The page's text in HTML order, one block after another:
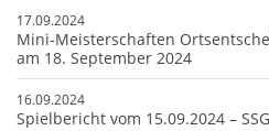
17.09.2024
Mini-Meisterschaften
am 18. September 2024
16.09.2024
Spielbericht vom 15.09.2024 –